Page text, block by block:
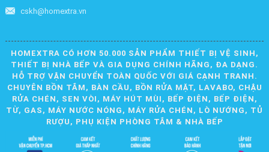
cskh@homextra.vn
HOMEXTRA CÓ HƠN 50.000 SẢN PHẨM THIẾT BỊ VỆ SINH,
THIẾT BỊ NHÀ BẾP VÀ GIA DỤNG CHÍNH HÃNG, ĐA DẠNG.
HỖ TRỢ VẬN CHUYỂN TOÀN QUỐC VỚI GIÁ CẠNH TRANH.
CHUYÊN BỒN TẮM, BÀN CẦU, BỒN RỬA MẶT, LAVABO, CHẬU
RỬA CHÉN, SEN VÒI, MÁY HÚT MÙI, BẾP ĐIỆN, BẾP ĐIỆN,
TỪ, GAS, MÁY NƯỚC NÓNG, MÁY RỬA CHÉN, LÒ NƯỚNG, TỦ
RƯỢU, PHỤ KIỆN PHÒNG TẮM & NHÀ BẾP